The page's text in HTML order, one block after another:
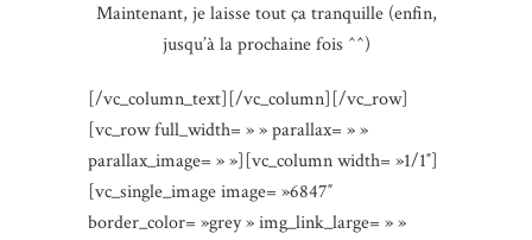
Maintenant, je laisse tout ça tranquille (enfin,
jusqu’à la prochaine fois ^^)
[/vc_column_text][/vc_column][/vc_row]
[vc_row full_width= » » parallax= » »
parallax_image= » »][vc_column width= »1/1″]
[vc_single_image image= »6847″
border_color= »grey » img_link_large= » »